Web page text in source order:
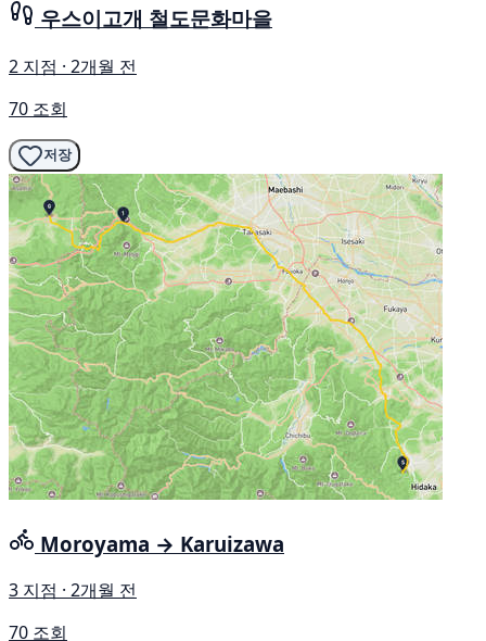
우스이고개 철도문화마을
2 지점 · 2개월 전
70 조회
저장
Moroyama → Karuizawa
3 지점 · 2개월 전
70 조회